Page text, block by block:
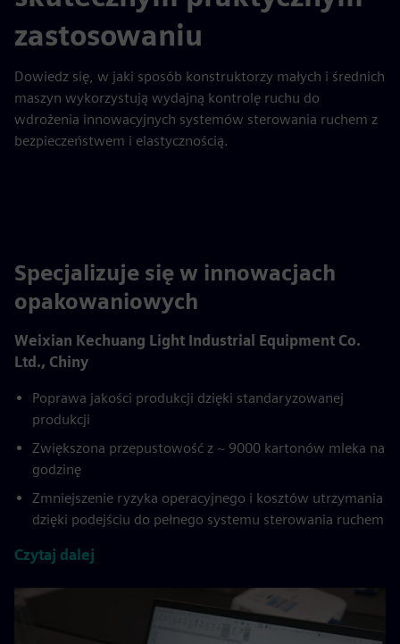
zastosowaniu
Dowiedz się, w jaki sposób konstruktorzy małych i średnich
maszyn wykorzystują wydajną kontrolę ruchu do
wdrożenia innowacyjnych systemów sterowania ruchem z
bezpieczeństwem i elastycznością.
Specjalizuje się w innowacjach
opakowaniowych
Weixian Kechuang Light Industrial Equipment Co.
Ltd., Chiny
Poprawa jakości produkcji dzięki standaryzowanej
produkcji
Zwiększona przepustowość z ~ 9000 kartonów mleka na
godzinę
Zmniejszenie ryzyka operacyjnego i kosztów utrzymania
dzięki podejściu do pełnego systemu sterowania ruchem
Czytaj dalej